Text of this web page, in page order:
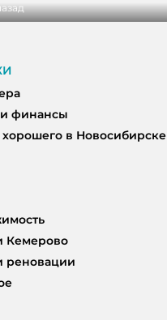
финансы
в Новосибирске
Кемерово
реновации